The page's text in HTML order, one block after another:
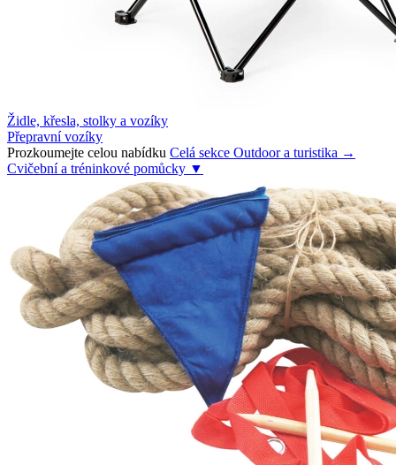
Židle, křesla, stolky a vozíky
Přepravní vozíky
Prozkoumejte celou nabídku Celá sekce Outdoor a turistika →
Cvičební a tréninkové pomůcky ▼